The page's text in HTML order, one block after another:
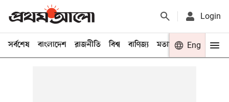
Login
সর্বশেষ বাংলাদেশ রাজনীতি বিশ্ব বাণিজ্য মতামত খেলা
Eng